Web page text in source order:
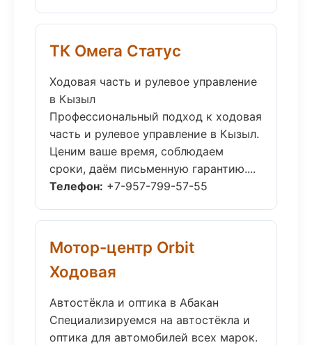
ТК Омега Статус
Ходовая часть и рулевое управление
в Кызыл
Профессиональный подход к ходовая
часть и рулевое управление в Кызыл.
Ценим ваше время, соблюдаем
сроки, даём письменную гарантию....
Телефон: +7-957-799-57-55
Мотор-центр Orbit
Ходовая
Автостёкла и оптика в Абакан
Специализируемся на автостёкла и
оптика для автомобилей всех марок.